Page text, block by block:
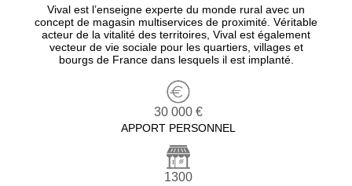
Vival est l’enseigne experte du monde rural avec un
concept de magasin multiservices de proximité. Véritable
acteur de la vitalité des territoires, Vival est également
vecteur de vie sociale pour les quartiers, villages et
bourgs de France dans lesquels il est implanté.
30 000 €
APPORT PERSONNEL
1300